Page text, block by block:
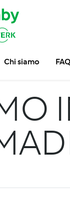
Chi siamo FAQ